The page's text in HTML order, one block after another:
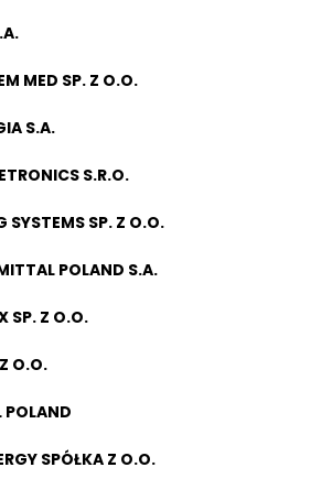
MED SP. Z O.O.
S.A.
S.R.O.
SYSTEMS SP. Z O.O.
POLAND S.A.
SP. Z O.O.
O.O.
POLAND
SPÓŁKA Z O.O.